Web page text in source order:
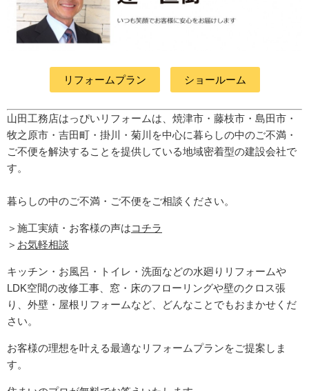
リフォームプラン ショールーム
山田工務店はっぴいリフォームは、焼津市・藤枝市・島田市・
牧之原市・吉田町 ・掛川・菊川 を中心に暮らしの中のご不満・
ご不便を解決することを提供している地域密着型の建設会社で
す。
暮らしの中のご不満・ご不便をご相談ください。
＞施工実績・お客様の声はコチラ
＞ お気軽相談
キッチン・お風呂・トイレ・洗面などの水廻りリフォームや
LDK空間の改修工事、窓・床のフローリングや壁のクロス張
り、外壁・屋根リフォームなど、どんなことでもおまかせくだ
さい。
お客様の理想を叶える最適なリフォームプランをご提案しま
す。